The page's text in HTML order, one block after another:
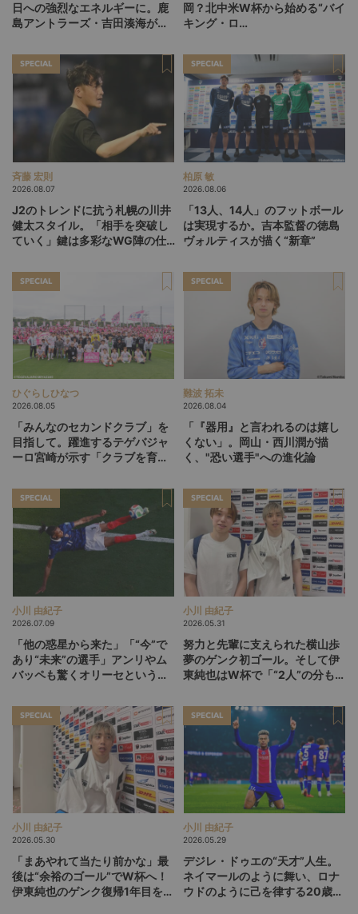
日への強烈なエネルギーに。鹿
島アントラーズ・吉田湊海が足
トステージ」
岡？北中米W杯から始める“バイ
キング・ロ
探す旅
SPECIAL
斉藤 宏則
2026.08.07
J2のトレンドに抗う札幌の川井
健太スタイル。「相手を突破し
ていく」鍵は多彩なWG陣の仕
SPECIAL
柏原 敏
2026.08.06
「13人、14人」のフットボール
は実現するか。吉本監督の徳島
ヴォルティスが描く“新章”
SPECIAL
ひぐらしひなつ
2026.08.05
「みんなのセカンドクラブ」を
目指して。躍進するテゲバジャ
ーロ宮崎が示す「クラブを育て
SPECIAL
難波 拓未
2026.08.04
「『器用』と言われるのは嬉し
くない」。岡山・西川潤が描
く、"恐い選手"への進化論
SPECIAL
小川 由紀子
2026.07.09
「他の惑星から来た」「“今”で
あり“未来”の選手」アンリやム
バッペも驚くオリーセというフ
SPECIAL
小川 由紀子
2026.05.31
努力と先輩に支えられた横山歩
夢のゲンク初ゴール。そして伊
東純也はW杯で「“2人”の分も頑
SPECIAL
小川 由紀子
2026.05.30
「まあやれて当たり前かな」最
後は“余裕のゴール”でW杯へ！
伊東純也のゲンク復帰1年目を総
SPECIAL
小川 由紀子
2026.05.29
デジレ・ドゥエの“天才”人生。
ネイマールのように舞い、ロナ
ウドのように己を律する20歳